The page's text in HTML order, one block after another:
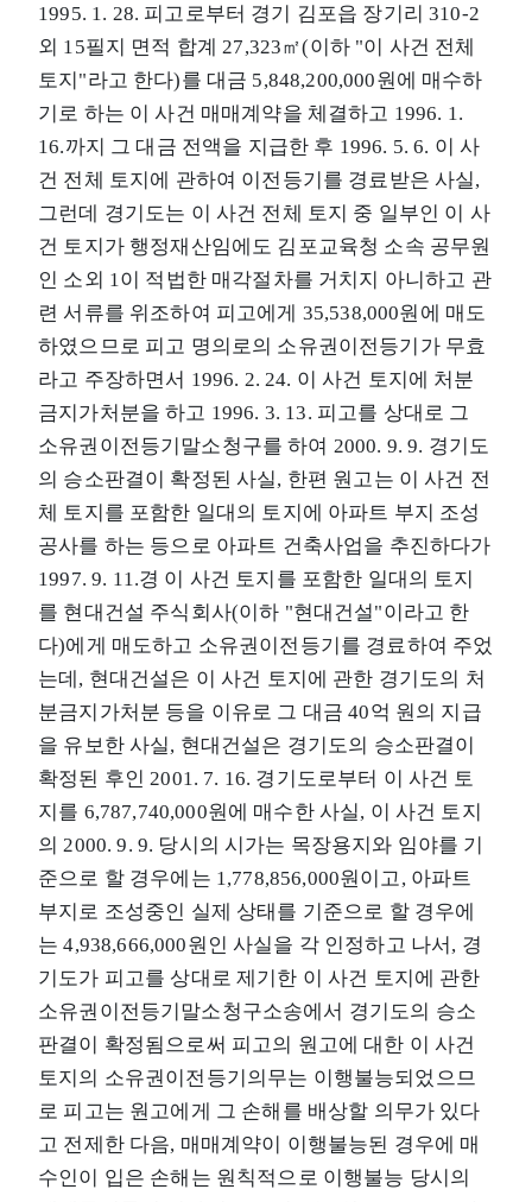
1995. 1. 28. 피고로부터 경기 김포읍 장기리 310-2
외 15필지 면적 합계 27,323㎡(이하 "이 사건 전체
토지"라고 한다)를 대금 5,848,200,000원에 매수하
기로 하는 이 사건 매매계약을 체결하고 1996. 1.
16.까지 그 대금 전액을 지급한 후 1996. 5. 6. 이 사
건 전체 토지에 관하여 이전등기를 경료받은 사실,
그런데 경기도는 이 사건 전체 토지 중 일부인 이 사
건 토지가 행정재산임에도 김포교육청 소속 공무원
인 소외 1이 적법한 매각절차를 거치지 아니하고 관
련 서류를 위조하여 피고에게 35,538,000원에 매도
하였으므로 피고 명의로의 소유권이전등기가 무효
라고 주장하면서 1996. 2. 24. 이 사건 토지에 처분
금지가처분을 하고 1996. 3. 13. 피고를 상대로 그
소유권이전등기말소청구를 하여 2000. 9. 9. 경기도
의 승소판결이 확정된 사실, 한편 원고는 이 사건 전
체 토지를 포함한 일대의 토지에 아파트 부지 조성
공사를 하는 등으로 아파트 건축사업을 추진하다가
1997. 9. 11.경 이 사건 토지를 포함한 일대의 토지
를 현대건설 주식회사(이하 "현대건설"이라고 한
다)에게 매도하고 소유권이전등기를 경료하여 주었
는데, 현대건설은 이 사건 토지에 관한 경기도의 처
분금지가처분 등을 이유로 그 대금 40억 원의 지급
을 유보한 사실, 현대건설은 경기도의 승소판결이
확정된 후인 2001. 7. 16. 경기도로부터 이 사건 토
지를 6,787,740,000원에 매수한 사실, 이 사건 토지
의 2000. 9. 9. 당시의 시가는 목장용지와 임야를 기
준으로 할 경우에는 1,778,856,000원이고, 아파트
부지로 조성중인 실제 상태를 기준으로 할 경우에
는 4,938,666,000원인 사실을 각 인정하고 나서, 경
기도가 피고를 상대로 제기한 이 사건 토지에 관한
소유권이전등기말소청구소송에서 경기도의 승소
판결이 확정됨으로써 피고의 원고에 대한 이 사건
토지의 소유권이전등기의무는 이행불능되었으므
로 피고는 원고에게 그 손해를 배상할 의무가 있다
고 전제한 다음, 매매계약이 이행불능된 경우에 매
수인이 입은 손해는 원칙적으로 이행불능 당시의